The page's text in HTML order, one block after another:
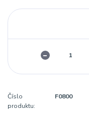
Číslo
produktu:
F0800